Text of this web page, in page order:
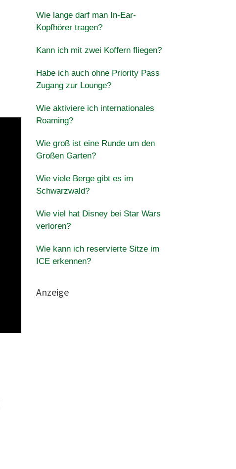
Wie lange darf man In-Ear-
Kopfhörer tragen?
Kann ich mit zwei Koffern fliegen?
Habe ich auch ohne Priority Pass
Zugang zur Lounge?
Wie aktiviere ich internationales
Roaming?
Wie groß ist eine Runde um den
Großen Garten?
Wie viele Berge gibt es im
Schwarzwald?
Wie viel hat Disney bei Star Wars
verloren?
Wie kann ich reservierte Sitze im
ICE erkennen?
Anzeige